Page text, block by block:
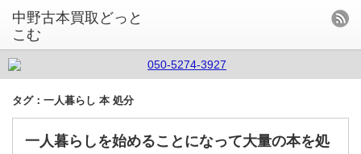
中野古本買取どっと
こむ
タグ：一人暮らし 本 処分
一人暮らしを始めることになって大量の本を処